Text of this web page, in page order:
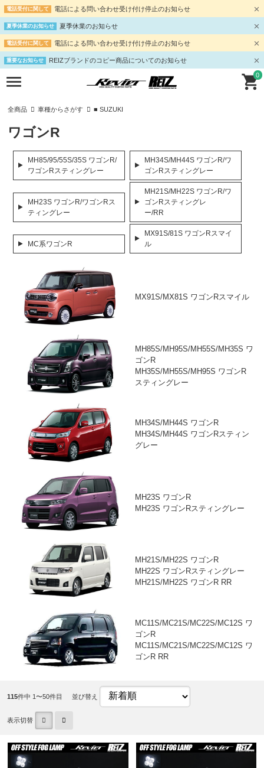
電話受付に関して 電話による問い合わせ受け付け停止のお知らせ
夏季休業のお知らせ 夏季休業のお知らせ
電話受付に関して 電話による問い合わせ受け付け停止のお知らせ
重要なお知らせ REIZブランドのコピー商品についてのお知らせ
0
全商品 車種からさがす ■ SUZUKI
ワゴンR
MH85/95/55S/35S ワゴンR/
ワゴンRスティングレー
MH34S/MH44S ワゴンR/ワ
ゴンRスティングレー
MH23S ワゴンR/ワゴンRス
ティングレー
MH21S/MH22S ワゴンR/ワ
ゴンRスティングレ
ー/RR
MC系ワゴンR
MX91S/81S ワゴンRスマイ
ル
MX91S/MX81S ワゴンRスマイル
MH85S/MH95S/MH55S/MH35S ワ
ゴンR
MH35S/MH55S/MH95S ワゴンR
スティングレー
MH34S/MH44S ワゴンR
MH34S/MH44S ワゴンRスティン
グレー
MH23S ワゴンR
MH23S ワゴンRスティングレー
MH21S/MH22S ワゴンR
MH22S ワゴンRスティングレー
MH21S/MH22S ワゴンR RR
MC11S/MC21S/MC22S/MC12S ワ
ゴンR
MC11S/MC21S/MC22S/MC12S ワ
ゴンR RR
115件中 1〜50件目 並び替え
表示切替